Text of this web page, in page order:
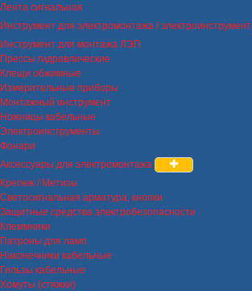
Лента сигнальная
Инструмент для электромонтажа / электроинструмент
Инструмент для монтажа ЛЭП
Прессы гидравлические
Клещи обжимные
Измерительные приборы
Монтажный инструмент
Ножницы кабельные
Электроинструменты
Фонари
Аксессуары для электромонтажа
Крепеж / Метизы
Светосигнальная арматура, кнопки
Защитные средства электробезопасности
Клеммники
Патроны для ламп
Наконечники кабельные
Гильзы кабельные
Хомуты (стяжки)